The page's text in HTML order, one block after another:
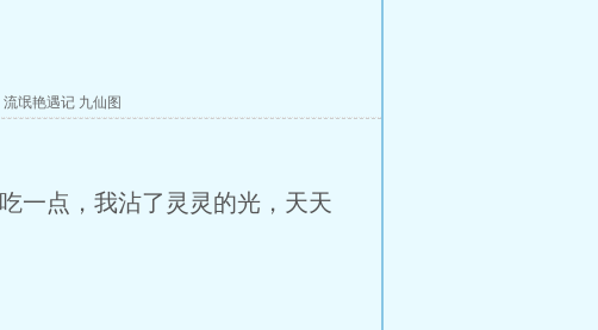
流氓艳遇记 九仙图
一点，我沾了灵灵的光，天天